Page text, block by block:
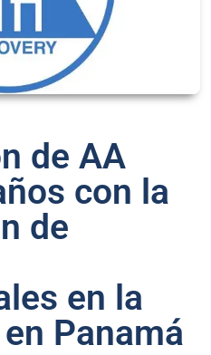
de AA
con la
de
en la
Panamá